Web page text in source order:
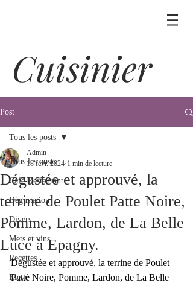
Cuisinier
Post
Tous les posts
Café-Restaurant
Dégustation
Divers
Mets et vins
Recettes
Elevé
Tous les posts
Dégustée et approuvé, la
terrine de Poulet Patte Noire,
Pomme, Lardon, de La Belle
Luce à Epagny.
Admin
18 févr. 2024 1 min de lecture
Dégustée et approuvé, la terrine de Poulet
Patte Noire, Pomme, Lardon, de La Belle